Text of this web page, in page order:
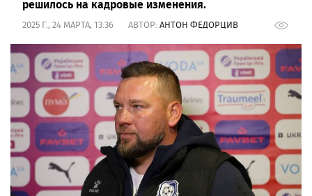
решилось на кадровые изменения.
2025 Г., 24 МАРТА, 13:36 АВТОР: АНТОН ФЕДОРЦИВ